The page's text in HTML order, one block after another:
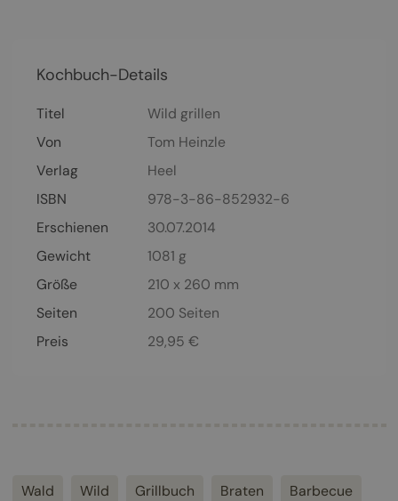
Kochbuch-Details
Titel
Wild grillen
Von
Tom Heinzle
Verlag
Heel
ISBN
978-3-86-852932-6
Erschienen
30.07.2014
Gewicht
1081 g
Größe
210 x 260 mm
Seiten
200 Seiten
Preis
29,95 €
Wald Wild Grillbuch Braten Barbecue